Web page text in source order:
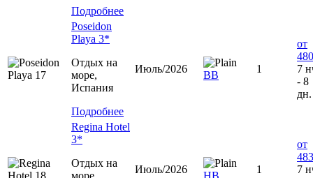
Подробнее
Poseidon
Playa 3*
Отдых на
море,
Испания
Подробнее
Июль/2026
BB
1
от
7
- 8
дн.
Regina Hotel
3*
Отдых на
море,
Июль/2026
HB
1
от
7